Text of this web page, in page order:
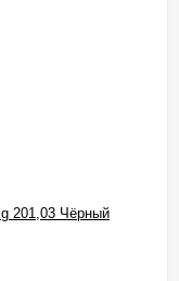
201,03 Чёрный